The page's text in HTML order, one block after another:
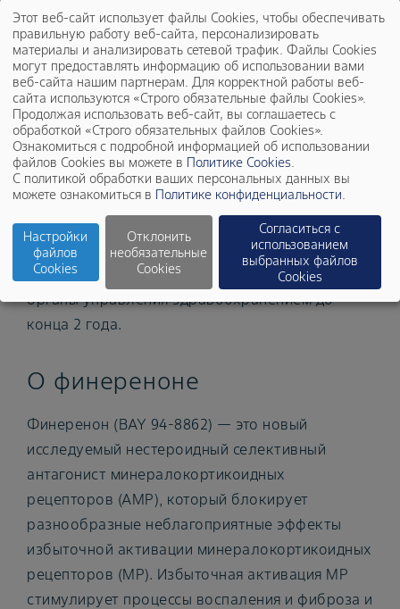
гиперкалиемией, наблюдались редко (1,6% и
0,4% соответственно), случаи смерти,
связанные с гиперкалиемией, отсутствовали
во всех группах лечения. В группах
финеренона и плацебо терапия была
прекращена вследствие гиперкалиемии у 2,3%
и 0,9% пациентов соответственно.
Компания Bayer планирует направить заявку
на получение регистрационного
удостоверения на применение финеренона для
лечения ХБП и СД 2 типа в регуляторные
органы управления здравоохранением до
конца 2 года.
О финереноне
Финеренон (BAY 94-8862) — это новый
исследуемый нестероидный селективный
антагонист минералокортикоидных
рецепторов (АМР), который блокирует
разнообразные неблагоприятные эффекты
избыточной активации минералокортикоидных
рецепторов (МР). Избыточная активация МР
стимулирует процессы воспаления и фиброза и
Этот веб-сайт использует файлы Cookies, чтобы обеспечивать
правильную работу веб-сайта, персонализировать
материалы и анализировать сетевой трафик. Файлы Cookies
могут предоставлять информацию об использовании вами
веб-сайта нашим партнерам. Для корректной работы веб-
сайта используются «Строго обязательные файлы Cookies».
Продолжая использовать веб-сайт, вы соглашаетесь с
обработкой «Строго обязательных файлов Cookies».
Ознакомиться с подробной информацией об использовании
файлов Cookies вы можете в Политике Cookies.
С политикой обработки ваших персональных данных вы
можете ознакомиться в Политике конфиденциальности.
Настройки
файлов
Cookies
Отклонить
необязательные
Cookies
Согласиться с
использованием
выбранных файлов
Cookies